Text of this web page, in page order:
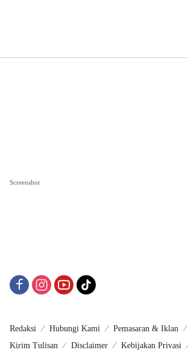
Screenshot
Redaksi Hubungi Kami Pemasaran & Iklan
Kirim Tulisan
Disclaimer Kebijakan Privasi